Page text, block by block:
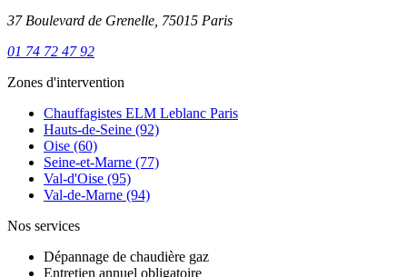
37 Boulevard de Grenelle, 75015 Paris
01 74 72 47 92
Zones d'intervention
Chauffagistes ELM Leblanc Paris
Hauts-de-Seine (92)
Oise (60)
Seine-et-Marne (77)
Val-d'Oise (95)
Val-de-Marne (94)
Nos services
Dépannage de chaudière gaz
Entretien annuel obligatoire